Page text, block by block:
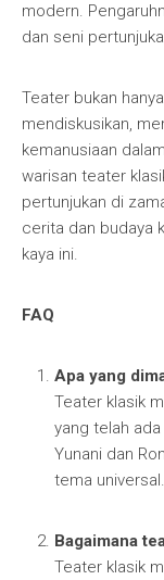
modern.
dan seni
Teater bukan
mendiskusikan,
kemanusiaan
warisan teater
pertunjukan di
cerita dan budaya
kaya ini.
FAQ
Apa yang
Teater klasik
yang telah
Yunani dan
tema universal.
Bagaimana
Teater klasik